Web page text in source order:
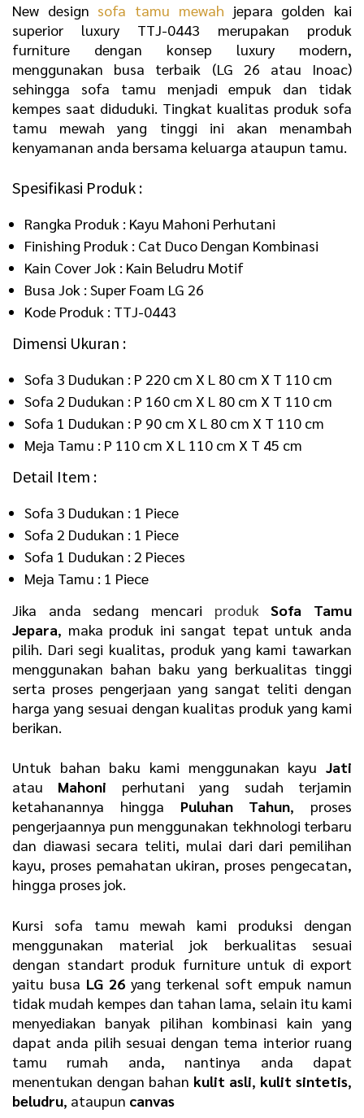
New design sofa tamu mewah jepara golden kai
superior luxury TTJ-0443 merupakan produk
furniture dengan konsep luxury modern,
menggunakan busa terbaik (LG 26 atau Inoac)
sehingga sofa tamu menjadi empuk dan tidak
kempes saat diduduki. Tingkat kualitas produk sofa
tamu mewah yang tinggi ini akan menambah
kenyamanan anda bersama keluarga ataupun tamu.
Spesifikasi Produk :
Rangka Produk : Kayu Mahoni Perhutani
Finishing Produk : Cat Duco Dengan Kombinasi
Kain Cover Jok : Kain Beludru Motif
Busa Jok : Super Foam LG 26
Kode Produk : TTJ-0443
Dimensi Ukuran :
Sofa 3 Dudukan : P 220 cm X L 80 cm X T 110 cm
Sofa 2 Dudukan : P 160 cm X L 80 cm X T 110 cm
Sofa 1 Dudukan : P 90 cm X L 80 cm X T 110 cm
Meja Tamu : P 110 cm X L 110 cm X T 45 cm
Detail Item :
Sofa 3 Dudukan : 1 Piece
Sofa 2 Dudukan : 1 Piece
Sofa 1 Dudukan : 2 Pieces
Meja Tamu : 1 Piece
Jika anda sedang mencari produkSofa Tamu
Jepara, maka produk ini sangat tepat untuk anda
pilih. Dari segi kualitas, produk yang kami tawarkan
menggunakan bahan baku yang berkualitas tinggi
serta proses pengerjaan yang sangat teliti dengan
harga yang sesuai dengan kualitas produk yang kami
berikan.
Untuk bahan baku kami menggunakan kayu Jati
atau Mahoni perhutani yang sudah terjamin
ketahanannya hingga Puluhan Tahun, proses
pengerjaannya pun menggunakan tekhnologi terbaru
dan diawasi secara teliti, mulai dari dari pemilihan
kayu, proses pemahatan ukiran, proses pengecatan,
hingga proses jok.
Kursi sofa tamu mewah kami produksi dengan
menggunakan material jok berkualitas sesuai
dengan standart produk furniture untuk di export
yaitu busa LG 26yang terkenal soft empuk namun
tidak mudah kempes dan tahan lama, selain itu kami
menyediakan banyak pilihan kombinasi kain yang
dapat anda pilih sesuai dengan tema interior ruang
tamu rumah anda, nantinya anda dapat
menentukan dengan bahan kulit asli, kulit sintetis,
beludru, ataupun canvas